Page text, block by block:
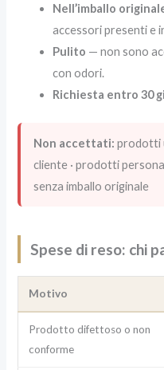
Nell’imballo
accessori presenti e
Pulito — non sono
con odori.
Richiesta entro 30
Non accettati: prodotti
cliente · prodotti
senza imballo originale
Spese di reso: chi
Motivo
Prodotto difettoso o non
conforme